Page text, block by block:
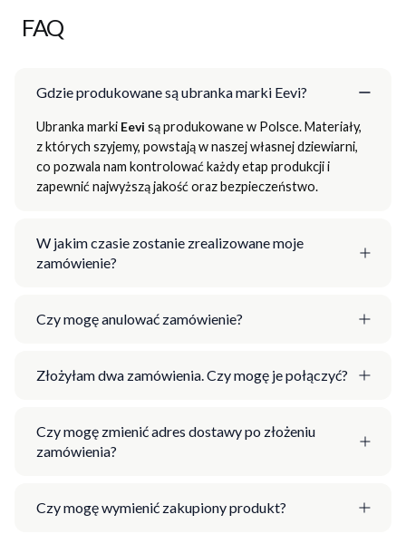
FAQ
Gdzie produkowane są ubranka marki Eevi?
Ubranka marki Eevi są produkowane w Polsce. Materiały,
z których szyjemy, powstają w naszej własnej dziewiarni,
co pozwala nam kontrolować każdy etap produkcji i
zapewnić najwyższą jakość oraz bezpieczeństwo.
W jakim czasie zostanie zrealizowane moje
zamówienie?
Czy mogę anulować zamówienie?
Złożyłam dwa zamówienia. Czy mogę je połączyć?
Czy mogę zmienić adres dostawy po złożeniu
zamówienia?
Czy mogę wymienić zakupiony produkt?